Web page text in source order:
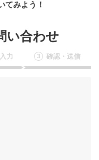
てみよう！
い合わせ
力 3 確認・送信